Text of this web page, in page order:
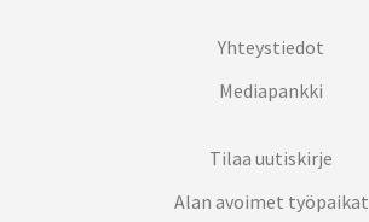
Yhteystiedot
Mediapankki
Tilaa uutiskirje
Alan avoimet työpaikat